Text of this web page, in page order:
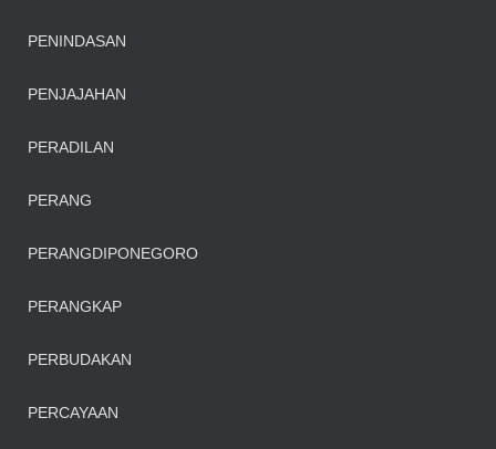
PENINDASAN
PENJAJAHAN
PERADILAN
PERANG
PERANGDIPONEGORO
PERANGKAP
PERBUDAKAN
PERCAYAAN